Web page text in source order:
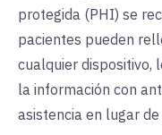
protegida (PHI) se
pacientes pueden
cualquier dispositivo,
la información con
asistencia en lugar